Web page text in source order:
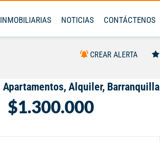
INMOBILIARIAS NOTICIAS CONTÁCTENOS
CREAR ALERTA
Apartamentos, Alquiler, Barranquilla
$1.300.000